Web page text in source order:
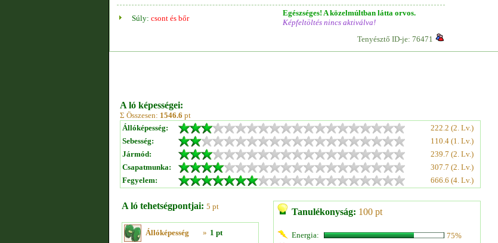
Súly: csont és bőr
Egészséges! A közelmúltban látta orvos.
Képfeltöltés nincs aktiválva!
Tenyésztő ID-je: 76471
A ló képességei:
Σ Összesen: 1546.6 pt
Állóképesség:
222.2 (2. Lv.)
Sebesség:
110.4 (1. Lv.)
Jármód:
239.7 (2. Lv.)
Csapatmunka:
307.7 (2. Lv.)
Fegyelem:
666.6 (4. Lv.)
A ló tehetségpontjai: 5 pt
Állóképesség » 1 pt
Tanulékonyság: 100 pt
Energia:
75%